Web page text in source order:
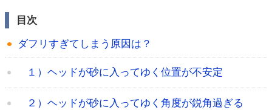
目次
ダフリすぎてしまう原因は？
１）ヘッドが砂に入ってゆく位置が不安定
２）ヘッドが砂に入ってゆく角度が鋭角過ぎる